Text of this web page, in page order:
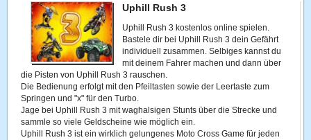
Uphill Rush 3
Uphill Rush 3 kostenlos online spielen.
Bastele dir bei Uphill Rush 3 dein Gefährt
individuell zusammen. Selbiges kannst du
mit deinem Fahrer machen und dann über
die Pisten von Uphill Rush 3 rauschen.
Die Bedienung erfolgt mit den Pfeiltasten sowie der Leertaste zum
Springen und "x" für den Turbo.
Jage bei Uphill Rush 3 mit waghalsigen Stunts über die Strecke und
sammle so viele Geldscheine wie möglich ein.
Uphill Rush 3 ist ein wirklich gelungenes Moto Cross Game für jeden